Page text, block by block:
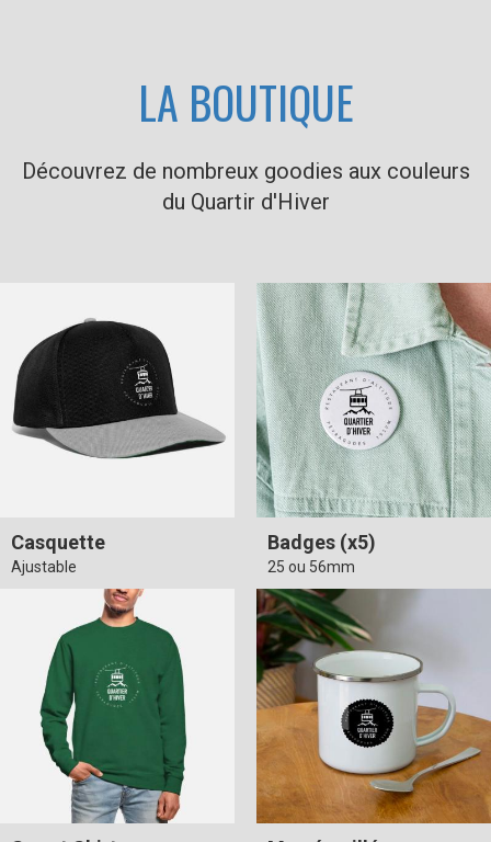
LA BOUTIQUE
Découvrez de nombreux goodies aux couleurs
du Quartir d'Hiver
Casquette
Ajustable
Badges (x5)
25 ou 56mm